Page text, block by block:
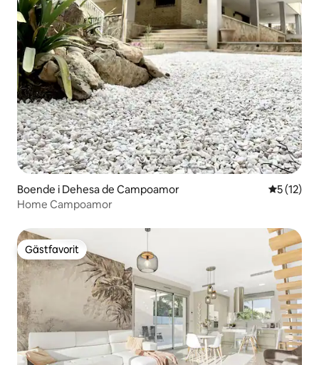
Boende i Dehesa de Campoamor 5 av 5 i
5 (12)
Home Campoamor
Gästfavorit
Gästfavorit